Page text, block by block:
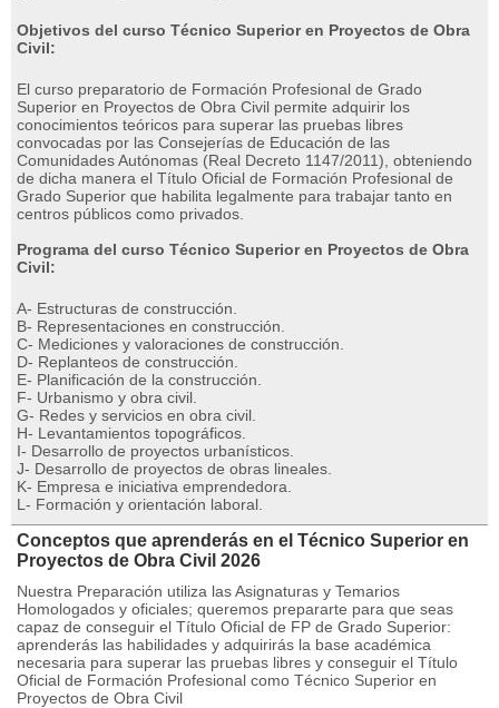
Objetivos del curso Técnico Superior en Proyectos de Obra
Civil:
El curso preparatorio de Formación Profesional de Grado
Superior en Proyectos de Obra Civil permite adquirir los
conocimientos teóricos para superar las pruebas libres
convocadas por las Consejerías de Educación de las
Comunidades Autónomas (Real Decreto 1147/2011), obteniendo
de dicha manera el Título Oficial de Formación Profesional de
Grado Superior que habilita legalmente para trabajar tanto en
centros públicos como privados.
Programa del curso Técnico Superior en Proyectos de Obra
Civil:
A- Estructuras de construcción.
B- Representaciones en construcción.
C- Mediciones y valoraciones de construcción.
D- Replanteos de construcción.
E- Planificación de la construcción.
F- Urbanismo y obra civil.
G- Redes y servicios en obra civil.
H- Levantamientos topográficos.
I- Desarrollo de proyectos urbanísticos.
J- Desarrollo de proyectos de obras lineales.
K- Empresa e iniciativa emprendedora.
L- Formación y orientación laboral.
Conceptos que aprenderás en el Técnico Superior en
Proyectos de Obra Civil 2026
Nuestra Preparación utiliza las Asignaturas y Temarios
Homologados y oficiales; queremos prepararte para que seas
capaz de conseguir el Título Oficial de FP de Grado Superior:
aprenderás las habilidades y adquirirás la base académica
necesaria para superar las pruebas libres y conseguir el Título
Oficial de Formación Profesional como Técnico Superior en
Proyectos de Obra Civil